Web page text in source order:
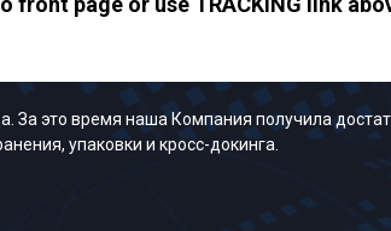
это время наша Компания получила
упаковки и кросс-докинга.